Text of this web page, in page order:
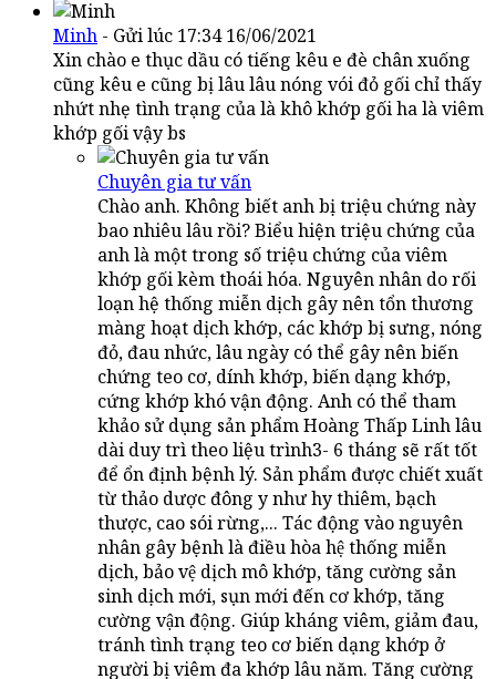
Minh - Gửi lúc 17:34 16/06/2021
Xin chào e thục dầu có tiếng kêu e đè chân xuống
cũng kêu e cũng bị lâu lâu nóng vói đỏ gối chỉ thấy
nhứt nhẹ tình trạng của là khô khớp gối ha là viêm
khớp gối vậy bs
Chuyên gia tư vấn
Chào anh. Không biết anh bị triệu chứng này
bao nhiêu lâu rồi? Biểu hiện triệu chứng của
anh là một trong số triệu chứng của viêm
khớp gối kèm thoái hóa. Nguyên nhân do rối
loạn hệ thống miễn dịch gây nên tổn thương
màng hoạt dịch khớp, các khớp bị sưng, nóng
đỏ, đau nhức, lâu ngày có thể gây nên biến
chứng teo cơ, dính khớp, biến dạng khớp,
cứng khớp khó vận động. Anh có thể tham
khảo sử dụng sản phẩm Hoàng Thấp Linh lâu
dài duy trì theo liệu trình3- 6 tháng sẽ rất tốt
để ổn định bệnh lý. Sản phẩm được chiết xuất
từ thảo dược đông y như hy thiêm, bạch
thược, cao sói rừng,... Tác động vào nguyên
nhân gây bệnh là điều hòa hệ thống miễn
dịch, bảo vệ dịch mô khớp, tăng cường sản
sinh dịch mới, sụn mới đến cơ khớp, tăng
cường vận động. Giúp kháng viêm, giảm đau,
tránh tình trạng teo cơ biến dạng khớp ở
người bị viêm đa khớp lâu năm. Tăng cường